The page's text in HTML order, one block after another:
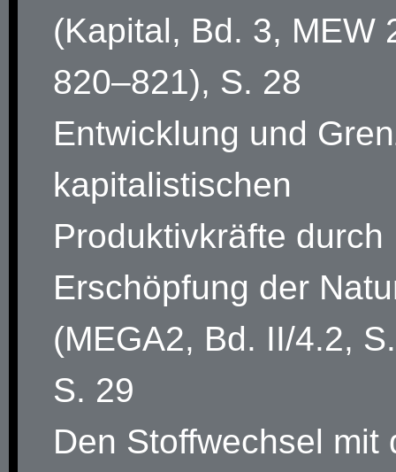
(Kapital, Bd. 3, MEW
820–821), S. 28
Entwicklung und
kapitalistischen
Produktivkräfte durch
Erschöpfung der
(MEGA2, Bd. II/4.2,
S. 29
Den Stoffwechsel mit